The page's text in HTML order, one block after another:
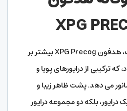
در بین ویژگی های مختلف، هدفون XPG Precog بیشتر بر
که ترکیبی از درایورهای پویا و
می دهد. پشت ظاهر زیبا و
بلکه دو مجموعه درایور